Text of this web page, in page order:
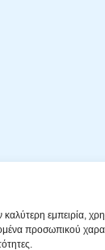
καλύτερη εμπειρία,
προσωπικού